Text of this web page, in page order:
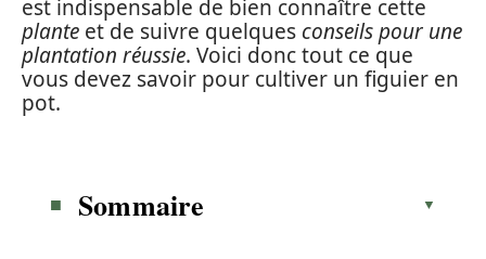
est indispensable de bien connaître cette
plante et de suivre quelques conseils pour une
plantation réussie. Voici donc tout ce que
vous devez savoir pour cultiver un figuier en
pot.
Sommaire